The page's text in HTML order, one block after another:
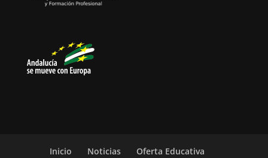
Inicio Noticias
Oferta Educativa